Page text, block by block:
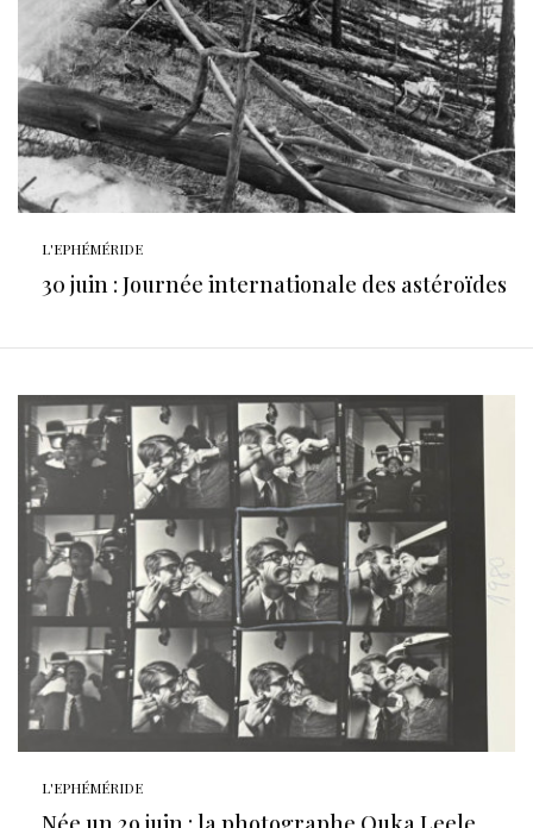
L'EPHÉMÉRIDE
30 juin : Journée internationale des astéroïdes
L'EPHÉMÉRIDE